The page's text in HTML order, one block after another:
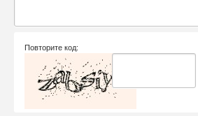
Повторите код: